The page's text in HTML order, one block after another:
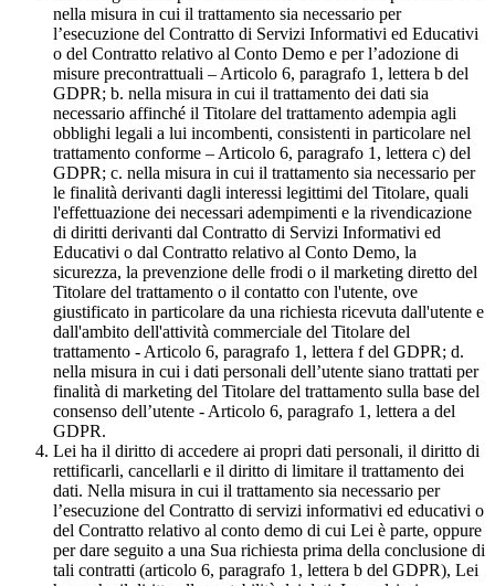
nella misura in cui il trattamento sia necessario per
l’esecuzione del Contratto di Servizi Informativi ed Educativi
o del Contratto relativo al Conto Demo e per l’adozione di
misure precontrattuali – Articolo 6, paragrafo 1, lettera b del
GDPR; b. nella misura in cui il trattamento dei dati sia
necessario affinché il Titolare del trattamento adempia agli
obblighi legali a lui incombenti, consistenti in particolare nel
trattamento conforme – Articolo 6, paragrafo 1, lettera c) del
GDPR; c. nella misura in cui il trattamento sia necessario per
le finalità derivanti dagli interessi legittimi del Titolare, quali
l'effettuazione dei necessari adempimenti e la rivendicazione
di diritti derivanti dal Contratto di Servizi Informativi ed
Educativi o dal Contratto relativo al Conto Demo, la
sicurezza, la prevenzione delle frodi o il marketing diretto del
Titolare del trattamento o il contatto con l'utente, ove
giustificato in particolare da una richiesta ricevuta dall'utente e
dall'ambito dell'attività commerciale del Titolare del
trattamento - Articolo 6, paragrafo 1, lettera f del GDPR; d.
nella misura in cui i dati personali dell’utente siano trattati per
finalità di marketing del Titolare del trattamento sulla base del
consenso dell’utente - Articolo 6, paragrafo 1, lettera a del
GDPR.
Lei ha il diritto di accedere ai propri dati personali, il diritto di
rettificarli, cancellarli e il diritto di limitare il trattamento dei
dati. Nella misura in cui il trattamento sia necessario per
l’esecuzione del Contratto di servizi informativi ed educativi o
del Contratto relativo al conto demo di cui Lei è parte, oppure
per dare seguito a una Sua richiesta prima della conclusione di
tali contratti (articolo 6, paragrafo 1, lettera b del GDPR), Lei